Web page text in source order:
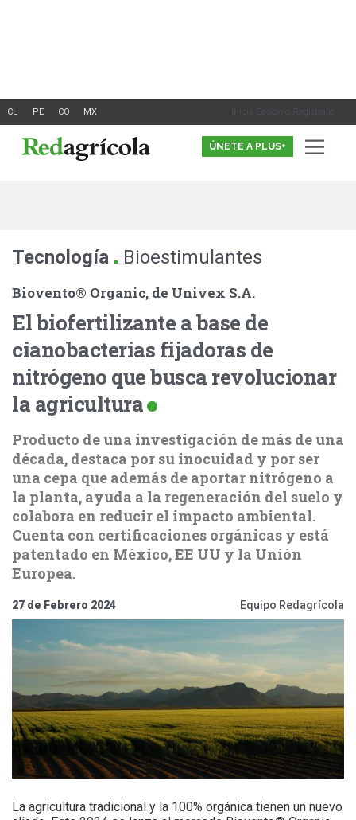
Inicia Sesión o Registrate
ÚNETE A PLUS+
Tecnología . Bioestimulantes
Biovento® Organic, de Univex S.A.
El biofertilizante a base de
cianobacterias fijadoras de
nitrógeno que busca revolucionar
la agricultura
Producto de una investigación de más de una
década, destaca por su inocuidad y por ser
una cepa que además de aportar nitrógeno a
la planta, ayuda a la regeneración del suelo y
colabora en reducir el impacto ambiental.
Cuenta con certificaciones orgánicas y está
patentado en México, EE UU y la Unión
Europea.
27 de Febrero 2024 Equipo Redagrícola
La agricultura tradicional y la 100% orgánica tienen un nuevo